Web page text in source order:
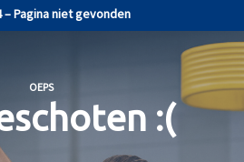
– Pagina niet gevonden
OEPS
:(